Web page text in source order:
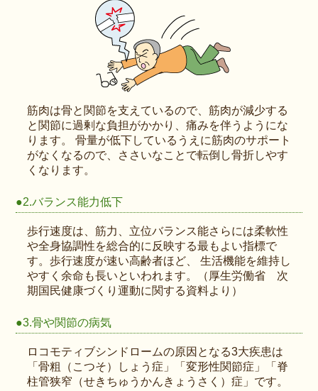
筋肉は骨と関節を支えているので、筋肉が減少する
と関節に過剰な負担がかかり、痛みを伴うようにな
ります。 骨量が低下しているうえに筋肉のサポート
がなくなるので、ささいなことで転倒し骨折しやす
くなります。
●2.バランス能力低下
歩行速度は、筋力、立位バランス能さらには柔軟性
や全身協調性を総合的に反映する最もよい指標で
す。歩行速度が速い高齢者ほど、 生活機能を維持し
やすく余命も長いといわれます。
（厚生労働省 次
期国民健康づくり運動に関する資料より）
●3.骨や関節の病気
ロコモティブシンドロームの原因となる3大疾患は
「骨粗（こつそ）しょう症」「変形性関節症」「脊
柱管狭窄（せきちゅうかんきょうさく）症」です。